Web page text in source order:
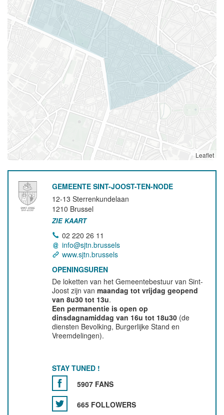
Leaflet
GEMEENTE SINT-JOOST-TEN-NODE
12-13 Sterrenkundelaan
1210 Brussel
ZIE KAART
02 220 26 11
info@sjtn.brussels
www.sjtn.brussels
OPENINGSUREN
De loketten van het Gemeentebestuur van Sint-
Joost zijn vanmaandag tot vrijdag geopend
van 8u30 tot 13u.
Een permanentie is open op
dinsdagnamiddag van 16u tot 18u30 (de
diensten Bevolking, Burgerlijke Stand en
Vreemdelingen).
STAY TUNED !
5907 FANS
665 FOLLOWERS